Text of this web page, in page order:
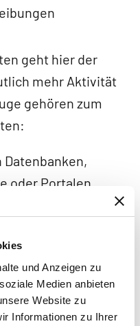
und Anzeigen zu
Medien anbieten
Website zu
Informationen zu Ihrer
geht hier der
mehr Aktivität
gehören zum
oder Portalen
von externen
und
Videos